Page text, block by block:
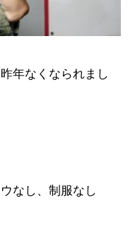
年なくなられまし
なし、制服なし